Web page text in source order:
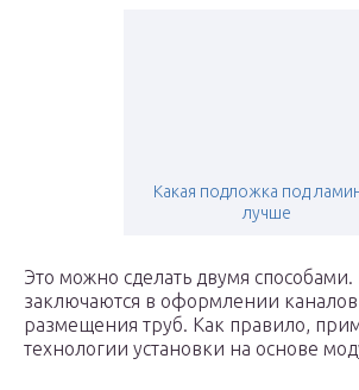
Какая подложка под
лучше
Это можно сделать двумя
заключаются в оформлении каналов
размещения труб. Как правило,
технологии установки на основе